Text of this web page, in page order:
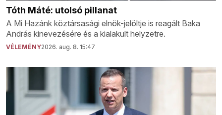
Tóth Máté: utolsó pillanat
A Mi Hazánk köztársasági elnök-jelöltje is reagált Baka
András kinevezésére és a kialakult helyzetre.
VÉLEMÉNY2026. aug. 8. 15:47